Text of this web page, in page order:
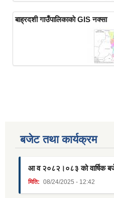
बाह्रदशी गाउँपालिकाकाे GIS नक्सा
बजेट तथा कार्यक्रम
आ व २०८२।०८३ को वार्षिक
मिति: 08/24/2025 - 12:42